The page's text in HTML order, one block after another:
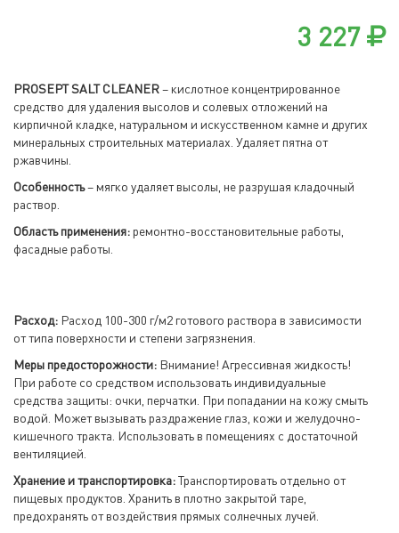
3 227
PROSEPT SALT CLEANER– кислотное концентрированное
средство для удаления высолов и солевых отложений на
кирпичной кладке, натуральном и искусственном камне и других
минеральных строительных материалах. Удаляет пятна от
ржавчины.
Особенность– мягко удаляет высолы, не разрушая кладочный
раствор.
Область применения: ремонтно-восстановительные работы,
фасадные работы.
Расход: Расход 100-300 г/м2 готового раствора в зависимости
от типа поверхности и степени загрязнения.
Меры предосторожности: Внимание! Агрессивная жидкость!
При работе со средством использовать индивидуальные
средства защиты: очки, перчатки. При попадании на кожу смыть
водой. Может вызывать раздражение глаз, кожи и желудочно-
кишечного тракта. Использовать в помещениях с достаточной
вентиляцией.
Хранение и транспортировка:Транспортировать отдельно от
пищевых продуктов. Хранить в плотно закрытой таре,
предохранять от воздействия прямых солнечных лучей.